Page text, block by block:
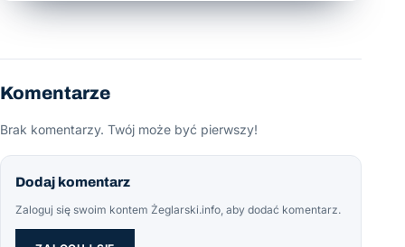
Komentarze
Brak komentarzy. Twój może być pierwszy!
Dodaj komentarz
Zaloguj się swoim kontem Żeglarski.info, aby dodać komentarz.